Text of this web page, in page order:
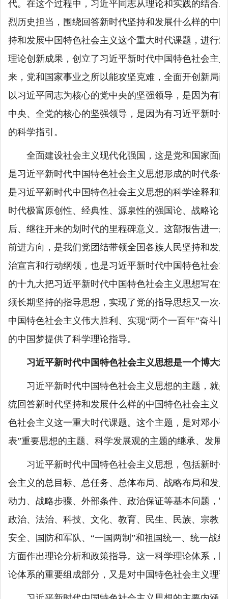
代。在这个过程中，习近平同志从理论和实践的结合
烈历史担当，围绕回答新时代坚持和发展什么样的中
持和发展中国特色社会主义这个重大时代课题，进行
理论创新成果，创立了习近平新时代中国特色社会主
来，党和国家事业之所以能攻坚克难，全面开创新局
以习近平同志为核心的党中央的坚强领导，是因为有
中央、全党的核心的坚强领导，是因为有习近平新时
的科学指引。
全面建设社会主义现代化强国，这是党和国家面
是习近平新时代中国特色社会主义思想形成的时代条
是习近平新时代中国特色社会主义思想的科学诠释和
时代极富原创性、经典性、源泉性的强国论、战略论
后、继往开来的划时代的里程碑意义。这部报告进一
前进方向，是我们党团结带领全国各族人民坚持和发
治宣言和行动纲领，也是习近平新时代中国特色社会
的十九大把习近平新时代中国特色社会主义思想写在
须长期坚持的指导思想，实现了党的指导思想又一次
中国特色社会主义伟大胜利、实现“两个一百年”奋斗
的中国梦提供了科学理论指导。
习近平新时代中国特色社会主义思想是一个博大
习近平新时代中国特色社会主义思想的主题，就
统回答新时代坚持和发展什么样的中国特色社会主义
色社会主义这一重大时代课题。这个主题，是对邓小
表”重要思想的主题、科学发展观的主题的继承、发展
习近平新时代中国特色社会主义思想，包括新时
会主义的总目标、总任务、总体布局、战略布局和发
动力、战略步骤、外部条件、政治保证等基本问题，
政治、法治、科技、文化、教育、民生、民族、宗教
安全、国防和军队、“一国两制”和祖国统一、统一战
方面作出理论分析和政策指导。这一科学理论体系，
论体系的重要组成部分，又是对中国特色社会主义理